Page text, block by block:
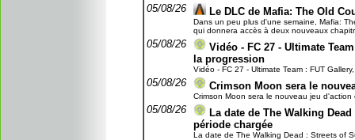
05/08/26 Le DLC de Mafia: The Old
Dans un peu plus d'une semaine, Mafia:
qui donnera accès à deux nouveaux
05/08/26
Vidéo - FC 27 - Ultimate
la progression
Vidéo - FC 27 - Ultimate Team : FUT
05/08/26 Crimson Moon sera le
Crimson Moon sera le nouveau jeu
05/08/26
La date de The Walking
période chargée
La date de The Walking Dead : Streets of